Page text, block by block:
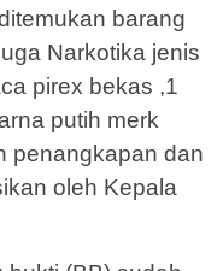
barang
Narkotika jenis
pirex bekas ,1
putih merk
penangkapan dan
oleh Kepala